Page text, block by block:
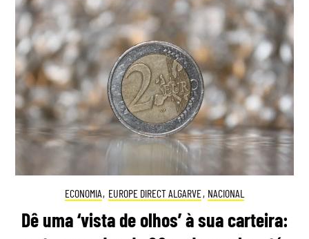
ECONOMIA, EUROPE DIRECT ALGARVE, NACIONAL
Dê uma ‘vista de olhos’ à sua carteira: